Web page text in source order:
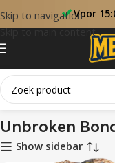
Skip to navigation
Skip to main content
Voor
Home Sets Unbroken
Unbroken
Show sidebar